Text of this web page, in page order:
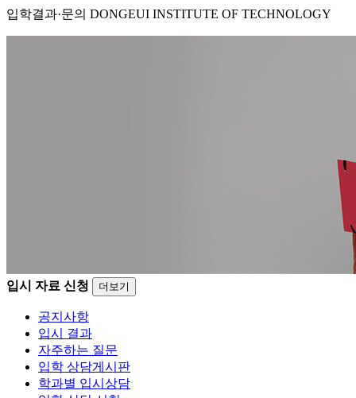
입학결과·문의 DONGEUI INSTITUTE OF TECHNOLOGY
입시 자료 신청 더보기
공지사항
입시 결과
자주하는 질문
입학 상담게시판
학과별 입시상담